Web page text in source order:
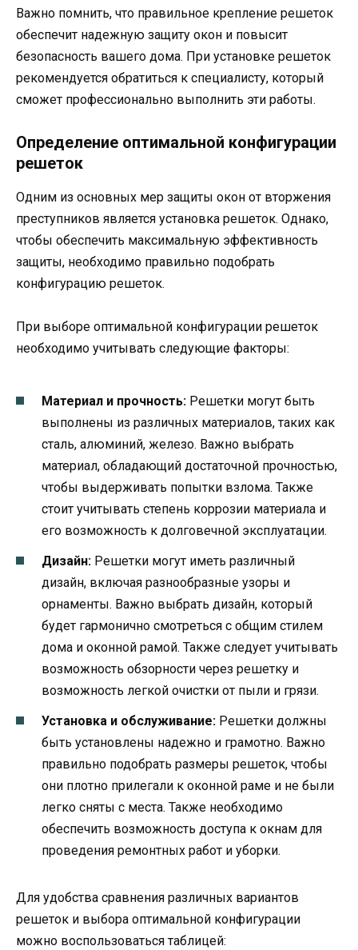
Важно помнить, что правильное крепление решеток
обеспечит надежную защиту окон и повысит
безопасность вашего дома. При установке решеток
рекомендуется обратиться к специалисту, который
сможет профессионально выполнить эти работы.
Определение оптимальной конфигурации
решеток
Одним из основных мер защиты окон от вторжения
преступников является установка решеток. Однако,
чтобы обеспечить максимальную эффективность
защиты, необходимо правильно подобрать
конфигурацию решеток.
При выборе оптимальной конфигурации решеток
необходимо учитывать следующие факторы:
Материал и прочность: Решетки могут быть
выполнены из различных материалов, таких как
сталь, алюминий, железо. Важно выбрать
материал, обладающий достаточной прочностью,
чтобы выдерживать попытки взлома. Также
стоит учитывать степень коррозии материала и
его возможность к долговечной эксплуатации.
Дизайн: Решетки могут иметь различный
дизайн, включая разнообразные узоры и
орнаменты. Важно выбрать дизайн, который
будет гармонично смотреться с общим стилем
дома и оконной рамой. Также следует учитывать
возможность обзорности через решетку и
возможность легкой очистки от пыли и грязи.
Установка и обслуживание: Решетки должны
быть установлены надежно и грамотно. Важно
правильно подобрать размеры решеток, чтобы
они плотно прилегали к оконной раме и не были
легко сняты с места. Также необходимо
обеспечить возможность доступа к окнам для
проведения ремонтных работ и уборки.
Для удобства сравнения различных вариантов
решеток и выбора оптимальной конфигурации
можно воспользоваться таблицей: